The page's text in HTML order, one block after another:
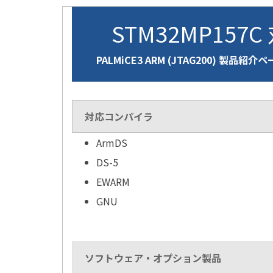
STM32MP157C
PALMiCE3 ARM (JTAG200) 製品紹介ペ
対応コンパイラ
ArmDS
DS-5
EWARM
GNU
ソフトウェア・オプション製品